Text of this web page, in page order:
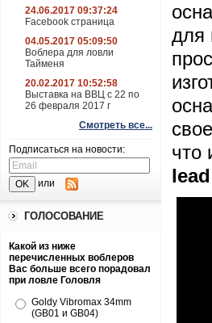
24.06.2017 09:37:24
Facebook страница
04.05.2017 05:09:50
Воблера для ловли
Тайменя
20.02.2017 10:52:58
Выставка на ВВЦ с 22 по
26 февраля 2017 г
Смотреть все...
Подписаться на новости:
или
ГОЛОСОВАНИЕ
Какой из ниже
перечисленных воблеров
Вас больше всего порадовал
при ловле Головля
Goldy Vibromax 34mm
(GB01 и GB04)
для
что
lead